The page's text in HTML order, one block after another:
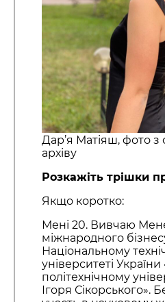
Дар’я Матіяш, фото з
архіву
Розкажіть трішки
Якщо коротко:
Мені 20. Вивчаю
міжнародного
Національному
університеті
політехнічному
Ігоря Сікорського».